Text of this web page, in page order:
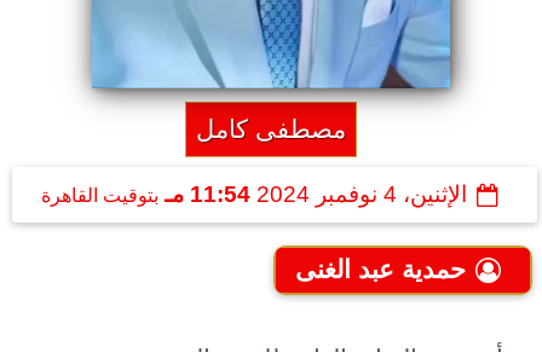
مصطفى كامل
الإثنين، 4 نوفمبر 2024 11:54 مـ بتوقيت القاهرة
حمدية عبد الغنى